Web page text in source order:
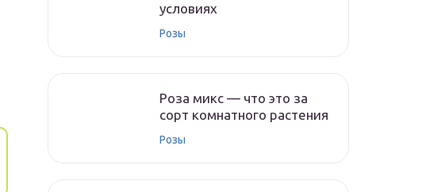
условиях
Розы
Роза микс — что это за
сорт комнатного растения
Розы